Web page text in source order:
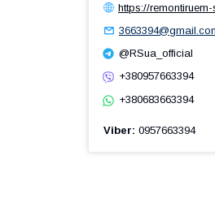
https://
@RSua_official
+380957663394
+380683663394
Viber 0957663394